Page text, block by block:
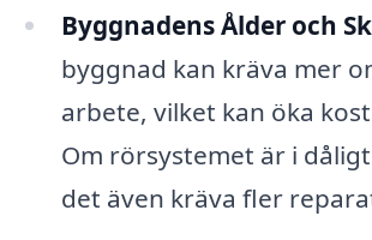
Byggnadens Ålder och
byggnad kan kräva mer
arbete, vilket kan öka
Om rörsystemet är i
det även kräva fler